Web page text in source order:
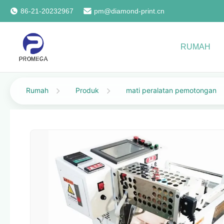
86-21-20232967 pm@diamond-print.cn
RUMAH
Rumah Produk mati peralatan pemotongan